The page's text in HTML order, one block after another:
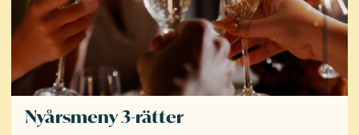
Nyårsmeny 3-rätter